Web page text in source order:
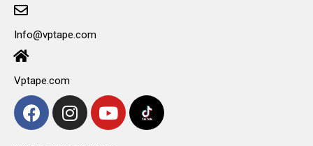
Info@vptape.com
Vptape.com